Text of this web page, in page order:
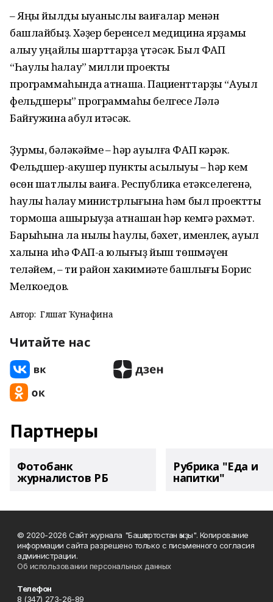
– Яңы йылды ҡыуаныслы ваҡиғалар менән
башлайбыҙ. Хәҙер беренсел медицина ярҙамы
алыу уңайлы шарттарҙа үтәсәк. Был ФАП
“Һаулыҡ һаҡлау” милли проекты
программаһында ҡатнаша. Пациенттарҙы “Ауыл
фельдшеры” программаһы белгесе Ләлә
Байғужина ҡабул итәсәк.
Ҙурмы, бәләкәйме – һәр ауылға ФАП кәрәк.
Фельдшер-акушер пункты асылыуы – һәр кем
өсөн шатлыҡлы ваҡиға. Республика етәкселегенә,
һаулыҡ һаҡлау министрлығына һәм был проектты
тормошҡа ашырыуҙа ҡатнашҡан һәр кемгә рәхмәт.
Барыһына ла ныҡлы һаулыҡ, бәхет, именлек, ауыл
халҡына иһә ФАП-ҡа юлығыҙ йыш төшмәүен
теләйем, – ти район хакимиәте башлығы Борис
Мелкоедов.
Автор: Гөлшат Ҡунафина
Читайте нас
Партнеры
Фотобанк
журналистов РБ
Рубрика "Еда и
напитки"
© 2020-2026 Сайт журнала "Башҡортостан ҡыҙы". Копирование
информации сайта разрешено только с письменного согласия
администрации.
Об использовании персональных данных
Телефон
8 (347) 273-26-89